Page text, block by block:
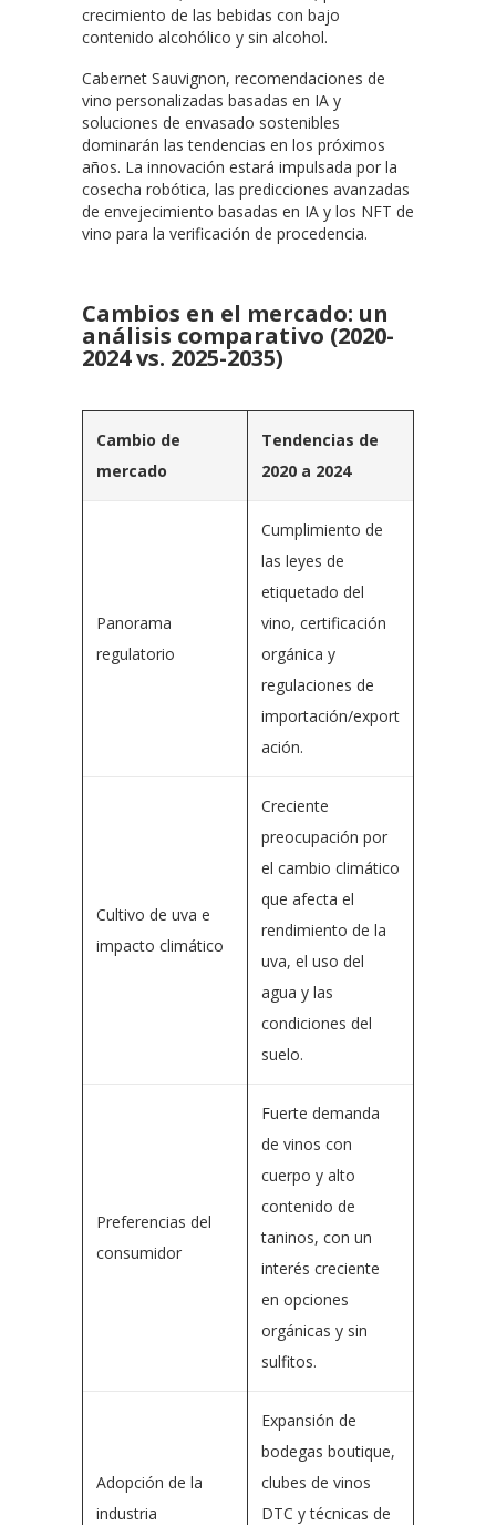
crecimiento de las bebidas con bajo
contenido alcohólico y sin alcohol.
Cabernet Sauvignon, recomendaciones de
vino personalizadas basadas en IA y
soluciones de envasado sostenibles
dominarán las tendencias en los próximos
años. La innovación estará impulsada por la
cosecha robótica, las predicciones avanzadas
de envejecimiento basadas en IA y los NFT de
vino para la verificación de procedencia.
Cambios en el mercado: un
análisis comparativo (2020-
2024 vs. 2025-2035)
Cambio de
mercado
Tendencias de
2020 a 2024
Panorama
regulatorio
Cumplimiento de
las leyes de
etiquetado del
vino, certificación
orgánica y
regulaciones de
importación/export
ación.
Cultivo de uva e
impacto climático
Creciente
preocupación por
el cambio climático
que afecta el
rendimiento de la
uva, el uso del
agua y las
condiciones del
suelo.
Preferencias del
consumidor
Fuerte demanda
de vinos con
cuerpo y alto
contenido de
taninos, con un
interés creciente
en opciones
orgánicas y sin
sulfitos.
Adopción de la
industria
Expansión de
bodegas boutique,
clubes de vinos
DTC y técnicas de